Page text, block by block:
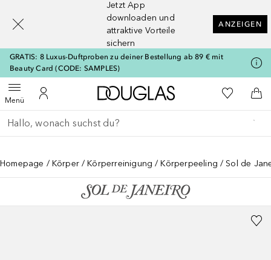
Jetzt App
downloaden und
attraktive Vorteile
sichern
ANZEIGEN
GRATIS: 8 Luxus-Duftproben zu deiner Bestellung ab 89 € mit
Beauty Card (CODE: SAMPLES)
MenüMenü öffnenZu Meinem Kundenkonto
Zur Douglas Startseite
Zu Meiner
Gehe zurück
Suche ausführen
Homepage Körper Körperreinigung Körperpeeling Sol de
[navigation.slideout.screenreader]